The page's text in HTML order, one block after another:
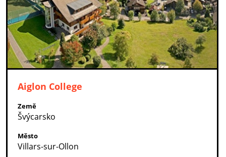
Aiglon College
Země
Švýcarsko
Město
Villars-sur-Ollon